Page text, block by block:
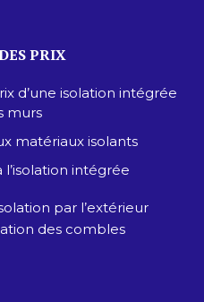
PRIX
d’une isolation intégrée
murs
matériaux isolants
l’isolation intégrée
par l’extérieur
des combles